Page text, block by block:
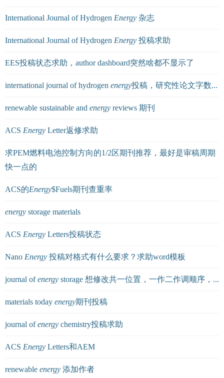
International Journal of Hydrogen Energy 杂志
International Journal of Hydrogen Energy 投稿求助
EES投稿状态求助，author dashboard突然啥都不显示了
international journal of hydrogen energy投稿，研究性论文字数...
renewable sustainable and energy reviews 期刊
ACS Energy Letter返修求助
求PEM燃料电池控制方向的1/2区期刊推荐，最好是审稿周期
快一点的
ACS的Energy$Fuels期刊查重率
energy storage materials
ACS Energy Letters投稿状态
Nano Energy 投稿对格式有什么要求？求助word模板
journal ofenergy storage 想修改共一位置，一作二作调顺序，...
materials today energy期刊投稿
journal ofenergy chemistry投稿求助
ACS Energy Letters和AEM
renewable energy 添加作者